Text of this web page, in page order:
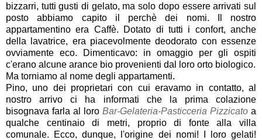
bizzarri, tutti gusti di gelato, ma solo dopo essere arrivati sul
posto abbiamo capito il perchè dei nomi. Il nostro
appartamentino era Caffè. Dotato di tutti i confort, anche
della lavatrice, era piacevolmente deodorato con essenze
ovviamente eco. Dimenticavo: in omaggio per gli ospiti
c'erano alcune arance bio provenienti dal loro orto biologico.
Ma torniamo al nome degli appartamenti.
Pino, uno dei proprietari con cui eravamo in contatto, al
nostro arrivo ci ha informati che la prima colazione
bisognava farla al loro Bar-Gelateria-Pasticceria Pizzicato a
qualche centinaio di metri, proprio di fonte alla villa
comunale. Ecco, dunque, l'origine dei nomi! I loro gelati!